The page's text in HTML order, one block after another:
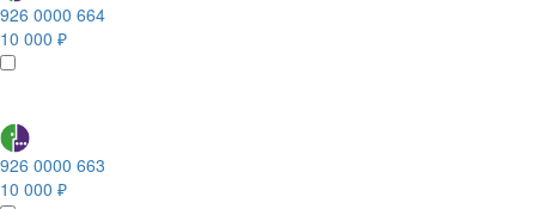
926 0000 664
10 000 ₽
926 0000 663
10 000 ₽